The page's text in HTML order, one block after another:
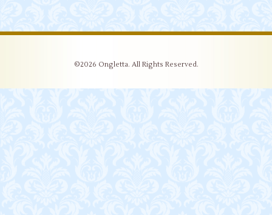
©2026 Ongletta. All Rights Reserved.